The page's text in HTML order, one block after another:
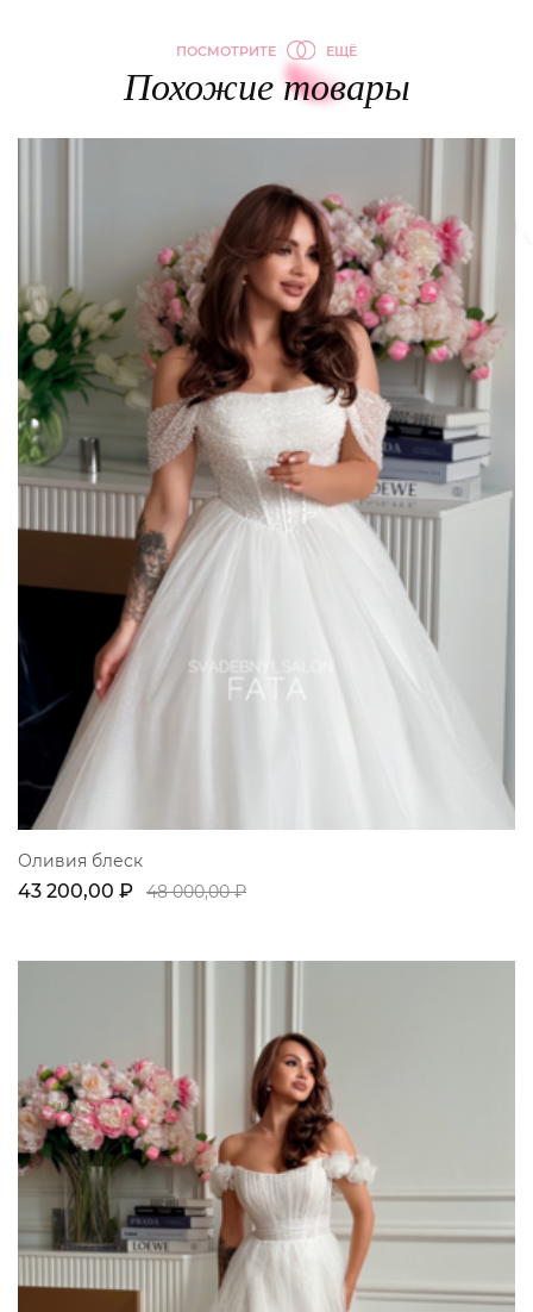
ПОСМОТРИТЕ ЕЩЁ
Похожие товары
Оливия блеск
43 200,00 ₽ 48 000,00 ₽